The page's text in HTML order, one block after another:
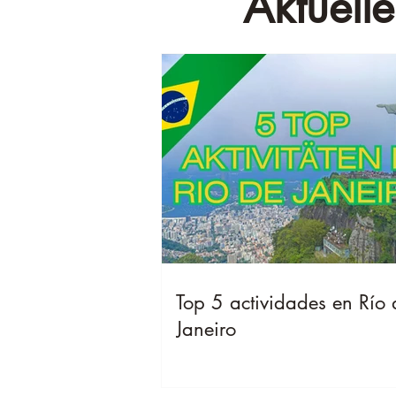
Top 5 actividades en Río
Janeiro